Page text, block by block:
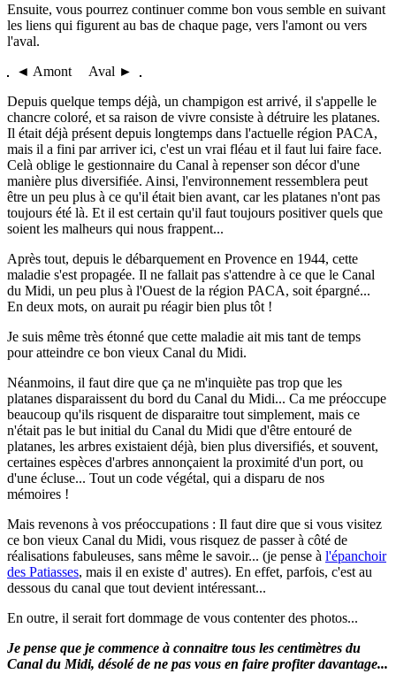
Ensuite, vous pourrez continuer comme bon vous semble en suivant
les liens qui figurent au bas de chaque page, vers l'amont ou vers
l'aval.
◄ Amont Aval ►
Depuis quelque temps déjà, un champigon est arrivé, il s'appelle le
chancre coloré, et sa raison de vivre consiste à détruire les platanes.
Il était déjà présent depuis longtemps dans l'actuelle région PACA,
mais il a fini par arriver ici, c'est un vrai fléau et il faut lui faire face.
Celà oblige le gestionnaire du Canal à repenser son décor d'une
manière plus diversifiée. Ainsi, l'environnement ressemblera peut
être un peu plus à ce qu'il était bien avant, car les platanes n'ont pas
toujours été là. Et il est certain qu'il faut toujours positiver quels que
soient les malheurs qui nous frappent...
Après tout, depuis le débarquement en Provence en 1944, cette
maladie s'est propagée. Il ne fallait pas s'attendre à ce que le Canal
du Midi, un peu plus à l'Ouest de la région PACA, soit épargné...
En deux mots, on aurait pu réagir bien plus tôt !
Je suis même très étonné que cette maladie ait mis tant de temps
pour atteindre ce bon vieux Canal du Midi.
Néanmoins, il faut dire que ça ne m'inquiète pas trop que les
platanes disparaissent du bord du Canal du Midi... Ca me préoccupe
beaucoup qu'ils risquent de disparaitre tout simplement, mais ce
n'était pas le but initial du Canal du Midi que d'être entouré de
platanes, les arbres existaient déjà, bien plus diversifiés, et souvent,
certaines espèces d'arbres annonçaient la proximité d'un port, ou
d'une écluse... Tout un code végétal, qui a disparu de nos
mémoires !
Mais revenons à vos préoccupations : Il faut dire que si vous visitez
ce bon vieux Canal du Midi, vous risquez de passer à côté de
réalisations fabuleuses, sans même le savoir... (je pense à l'épanchoir
des Patiasses, mais il en existe d' autres). En effet, parfois, c'est au
dessous du canal que tout devient intéressant...
En outre, il serait fort dommage de vous contenter des photos...
Je pense que je commence à connaitre tous les centimètres du
Canal du Midi, désolé de ne pas vous en faire profiter davantage...